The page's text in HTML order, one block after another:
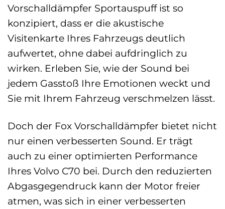
Vorschalldämpfer Sportauspuff ist so
konzipiert, dass er die akustische
Visitenkarte Ihres Fahrzeugs deutlich
aufwertet, ohne dabei aufdringlich zu
wirken. Erleben Sie, wie der Sound bei
jedem Gasstoß Ihre Emotionen weckt und
Sie mit Ihrem Fahrzeug verschmelzen lässt.
Doch der Fox Vorschalldämpfer bietet nicht
nur einen verbesserten Sound. Er trägt
auch zu einer optimierten Performance
Ihres Volvo C70 bei. Durch den reduzierten
Abgasgegendruck kann der Motor freier
atmen, was sich in einer verbesserten